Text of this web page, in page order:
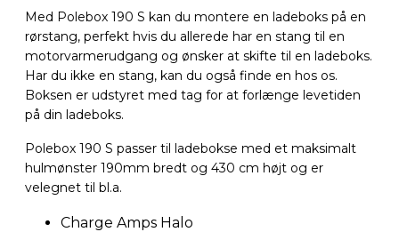
Med Polebox 190 S kan du montere en ladeboks på en
rørstang, perfekt hvis du allerede har en stang til en
motorvarmerudgang og ønsker at skifte til en ladeboks.
Har du ikke en stang, kan du også finde en hos os.
Boksen er udstyret med tag for at forlænge levetiden
på din ladeboks.
Polebox 190 S passer til ladebokse med et maksimalt
hulmønster 190mm bredt og 430 cm højt og er
velegnet til bl.a.
Charge Amps Halo